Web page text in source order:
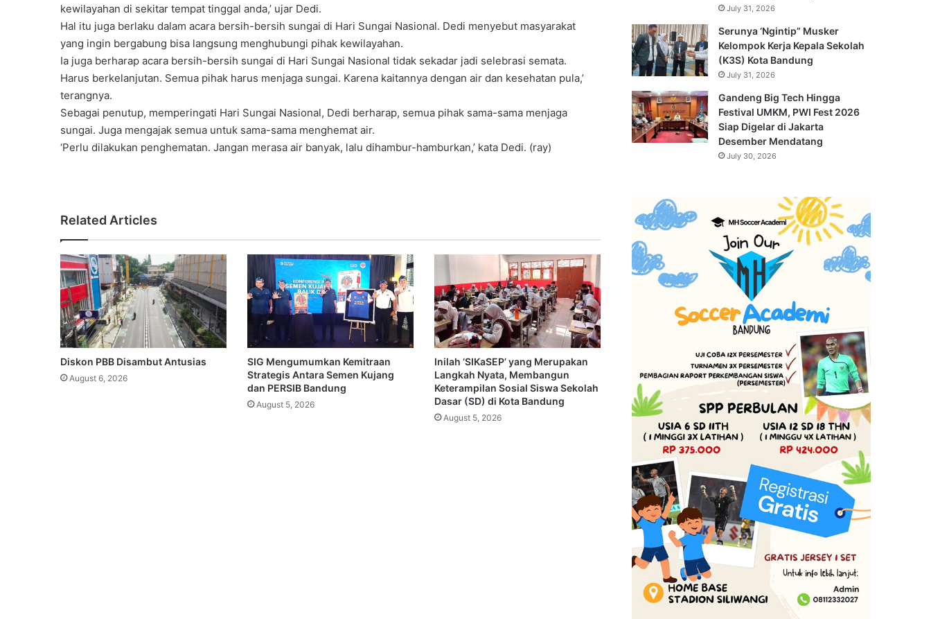
kewilayahan di sekitar tempat tinggal anda,’ ujar Dedi.
Hal itu juga berlaku dalam acara bersih-bersih sungai di Hari Sungai Nasional. Dedi menyebut masyarakat
yang ingin bergabung bisa langsung menghubungi pihak kewilayahan.
Ia juga berharap acara bersih-bersih sungai di Hari Sungai Nasional tidak sekadar jadi selebrasi semata.
Harus berkelanjutan. Semua pihak harus menjaga sungai. Karena kaitannya dengan air dan kesehatan pula,’
terangnya.
Sebagai penutup, memperingati Hari Sungai Nasional, Dedi berharap, semua pihak sama-sama menjaga
sungai. Juga mengajak semua untuk sama-sama menghemat air.
‘Perlu dilakukan penghematan. Jangan merasa air banyak, lalu dihambur-hamburkan,’ kata Dedi. (ray)
Related Articles
Diskon PBB Disambut Antusias
August 6, 2026
SIG Mengumumkan Kemitraan
Strategis Antara Semen Kujang
dan PERSIB Bandung
August 5, 2026
Inilah ‘SIKaSEP’ yang Merupakan
Langkah Nyata, Membangun
Keterampilan Sosial Siswa Sekolah
Dasar (SD) di Kota Bandung
August 5, 2026
July 31, 2026
Serunya ‘Ngintip” Musker
Kelompok Kerja Kepala Sekolah
(K3S) Kota Bandung
July 31, 2026
Gandeng Big Tech Hingga
Festival UMKM, PWI Fest 2026
Siap Digelar di Jakarta
Desember Mendatang
July 30, 2026